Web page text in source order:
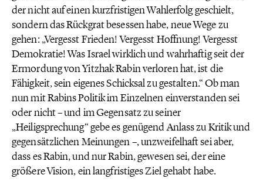
der nicht auf einen kurzfristigen Wahlerfolg geschielt,
sondern das Rückgrat besessen habe, neue Wege zu
gehen: „Vergesst Frieden! Vergesst Hoffnung! Vergesst
Demokratie! Was Israel wirklich und wahrhaftig seit der
Ermordung von Yitzhak Rabin verloren hat, ist die
Fähigkeit, sein eigenes Schicksal zu gestalten.“ Ob man
nun mit Rabins Politik im Einzelnen einverstanden sei
oder nicht – und im Gegensatz zu seiner
„Heiligsprechung“ gebe es genügend Anlass zu Kritik und
gegensätzlichen Meinungen –, unzweifelhaft sei aber,
dass es Rabin, und nur Rabin, gewesen sei, der eine
größere Vision, ein langfristiges Ziel gehabt habe.